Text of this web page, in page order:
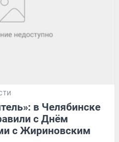
в Челябинске
с Днём
с Жириновским